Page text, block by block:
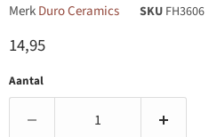
MerkDuro Ceramics SKU FH3606
Huidige prijs
14,95
Aantal